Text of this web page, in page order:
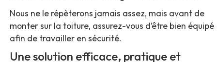
Nous ne le répèterons jamais assez, mais avant de
monter sur la toiture, assurez-vous d’être bien équipé
afin de travailler en sécurité.
Une solution efficace, pratique et